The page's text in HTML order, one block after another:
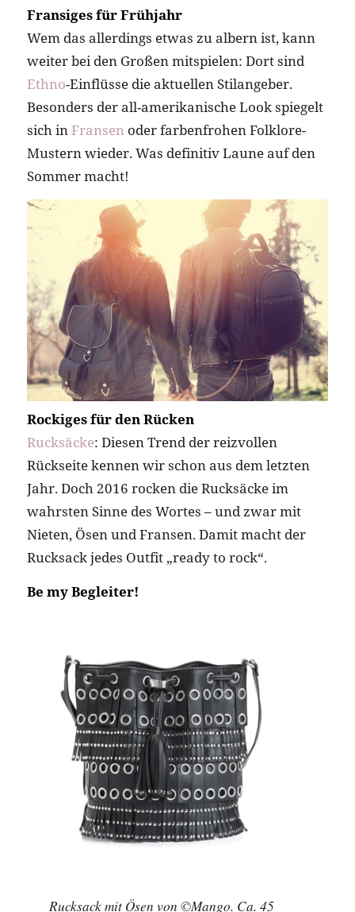
Fransiges für Frühjahr
Wem das allerdings etwas zu albern ist, kann
weiter bei den Großen mitspielen: Dort sind
Ethno-Einflüsse die aktuellen Stilangeber.
Besonders der all-amerikanische Look spiegelt
sich inFransenoder farbenfrohen Folklore-
Mustern wieder. Was definitiv Laune auf den
Sommer macht!
Rockiges für den Rücken
Rucksäcke: Diesen Trend der reizvollen
Rückseite kennen wir schon aus dem letzten
Jahr. Doch 2016 rocken die Rucksäcke im
wahrsten Sinne des Wortes – und zwar mit
Nieten, Ösen und Fransen. Damit macht der
Rucksack jedes Outfit „ready to rock“.
Be my Begleiter!
Rucksack mit Ösen von ©Mango. Ca. 45